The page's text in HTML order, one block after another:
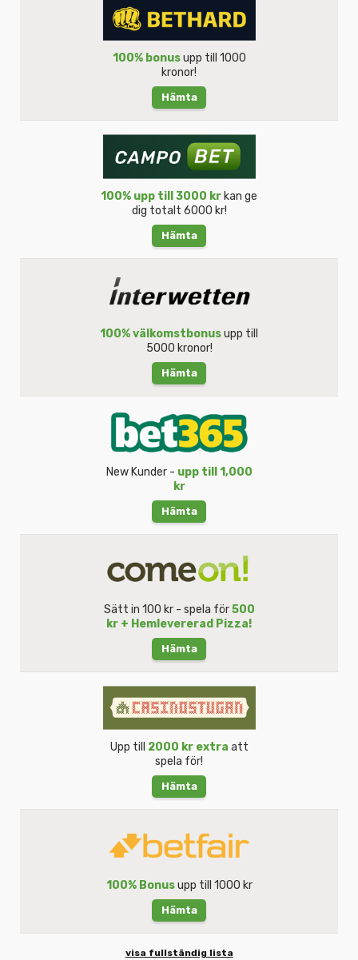
100% bonusupp till 1000
kronor!
Hämta
100% upp till 3000 kr kan ge
dig totalt 6000 kr!
Hämta
100% välkomstbonusupp till
5000 kronor!
Hämta
New Kunder - upp till 1,000
kr
Hämta
Sätt in 100 kr - spela för500
kr + Hemlevererad Pizza!
Hämta
Upp till 2000 kr extra att
spela för!
Hämta
100% Bonusupp till 1000 kr
Hämta
visa fullständig lista